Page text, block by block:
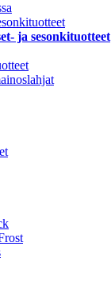
ja sesonkituotteet